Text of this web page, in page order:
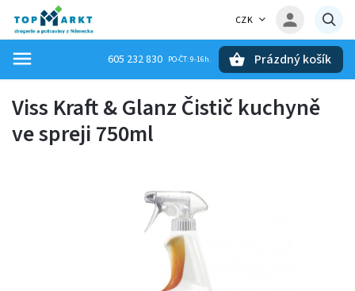
CZK
605 232 830 Prázdný košík
Viss Kraft & Glanz Čistič kuchyně
ve spreji 750ml